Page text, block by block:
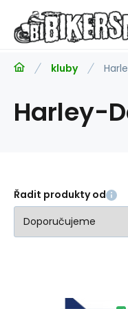
kluby
Harley-
Řadit produkty od